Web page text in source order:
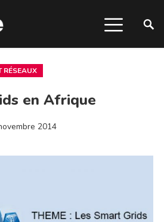
RÉSEAUX
en Afrique
2014